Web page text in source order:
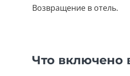
Возвращение в отель.
Что включено